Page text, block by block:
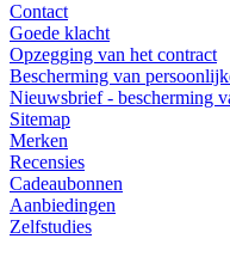
Contact
Goede klacht
Opzegging van het contract
Bescherming van
Nieuwsbrief - bescherming
Sitemap
Merken
Recensies
Cadeaubonnen
Aanbiedingen
Zelfstudies